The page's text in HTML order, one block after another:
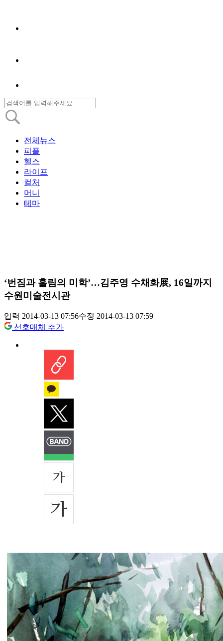
전체뉴스
피플
헬스
라이프
컬처
머니
테마
‘번짐과 흘림의 미학’…김주영 수채화展, 16일까지
수원미술전시관
입력 2014-03-13 07:56수정 2014-03-13 07:59
선호매체 추가